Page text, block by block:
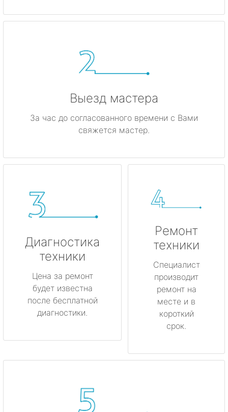
Выезд мастера
За час до согласованного времени с Вами
свяжется мастер.
Диагностика
техники
Цена за ремонт
будет известна
после бесплатной
диагностики.
Ремонт
техники
Специалист
производит
ремонт на
месте и в
короткий
срок.